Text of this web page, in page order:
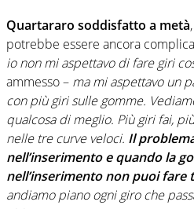
Quartararo soddisfatto a metà
potrebbe essere ancora
io non mi aspettavo di fare giri
ammesso – ma mi aspettavo un
con più giri sulle gomme.
qualcosa di meglio. Più giri fai,
nelle tre curve veloci. Il
nell’inserimento e quando la
nell’inserimento non puoi fare
andiamo piano ogni giro che